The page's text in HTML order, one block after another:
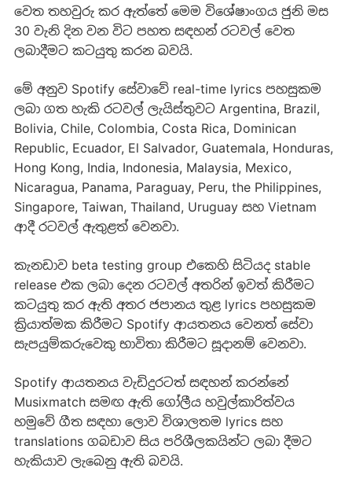
වෙත තහවුරු කර ඇත්තේ මෙම විශේෂාංගය ජුනි මස
30 වැනි දින වන විට පහත සඳහන් රටවල් වෙත
ලබාදීමට කටයුතු කරන බවයි.
මේ අනුව Spotify සේවාවේ real-time lyrics පහසුකම
ලබා ගත හැකි රටවල් ලැයිස්තුවට Argentina, Brazil,
Bolivia, Chile, Colombia, Costa Rica, Dominican
Republic, Ecuador, El Salvador, Guatemala, Honduras,
Hong Kong, India, Indonesia, Malaysia, Mexico,
Nicaragua, Panama, Paraguay, Peru, the Philippines,
Singapore, Taiwan, Thailand, Uruguay සහ Vietnam
ආදී රටවල් ඇතුළත් වෙනවා.
කැනඩාව beta testing group එකෙහි සිටියද stable
release එක ලබා දෙන රටවල් අතරින් ඉවත් කිරීමට
කටයුතු කර ඇති අතර ජපානය තුළ lyrics පහසුකම
ක්‍රියාත්මක කිරීමට Spotify ආයතනය වෙනත් සේවා
සැපයුම්කරුවෙකු භාවිතා කිරීමට සූදානම් වෙනවා.
Spotify ආයතනය වැඩිදුරටත් සඳහන් කරන්නේ
Musixmatch සමඟ ඇති ගෝලීය හවුල්කාරිත්වය
හමුවේ ගීත සඳහා ලොව විශාලතම lyrics සහ
translations ගබඩාව සිය පරිශීලකයින්ට ලබා දීමට
හැකියාව ලැබෙනු ඇති බවයි.